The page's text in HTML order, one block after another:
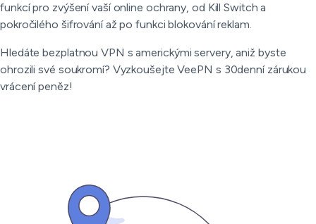
funkcí pro zvýšení vaší online ochrany, od Kill Switch a
pokročilého šifrování až po funkci blokování reklam.
Hledáte bezplatnou VPN s americkými servery, aniž byste
ohrozili své soukromí? Vyzkoušejte VeePN s 30denní zárukou
vrácení peněz!